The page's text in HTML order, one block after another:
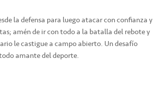
la defensa para luego atacar con confianza y
amén de ir con todo a la batalla del rebote y
le castigue a campo abierto. Un desafío
amante del deporte.